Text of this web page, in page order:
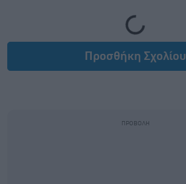
Loading...
Προσθήκη Σχολίου